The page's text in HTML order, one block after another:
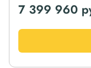
7 399 960